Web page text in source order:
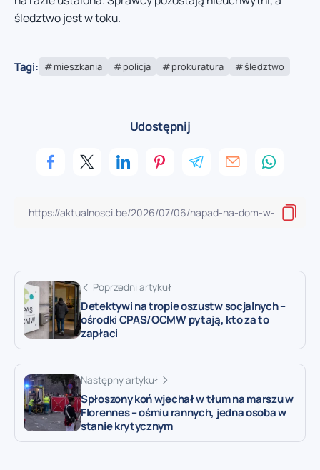
śledztwo jest w toku.
Tagi: mieszkania policja prokuratura śledztwo
Udostępnij
Poprzedni artykuł
Detektywi na tropie oszustw socjalnych –
ośrodki CPAS/OCMW pytają, kto za to
zapłaci
Następny artykuł
Spłoszony koń wjechał w tłum na marszu w
Florennes – ośmiu rannych, jedna osoba w
stanie krytycznym